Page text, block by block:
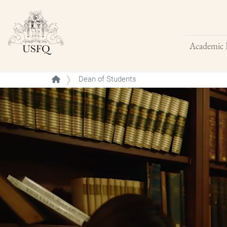
Academic
Dean of Students